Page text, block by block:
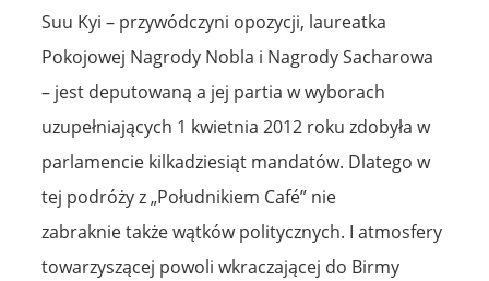
Suu Kyi – przywódczyni opozycji, laureatka
Pokojowej Nagrody Nobla i Nagrody Sacharowa
– jest deputowaną a jej partia w wyborach
uzupełniających 1 kwietnia 2012 roku zdobyła w
parlamencie kilkadziesiąt mandatów. Dlatego w
tej podróży z „Południkiem Café” nie
zabraknie także wątków politycznych. I atmosfery
towarzyszącej powoli wkraczającej do Birmy